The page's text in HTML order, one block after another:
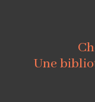
Une